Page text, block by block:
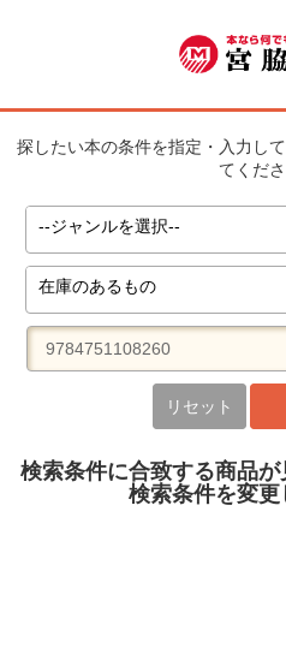
探したい本の条件を指定・入力し
てくださ
リセット
検索条件に合致する商品が
検索条件を変更